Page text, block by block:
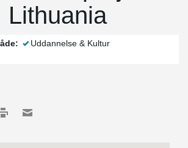
Lithuania
Uddannelse & Kultur